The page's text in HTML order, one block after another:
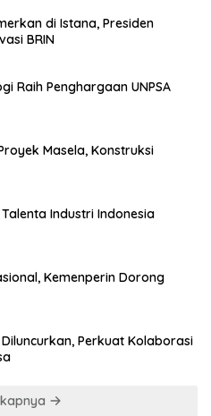
di Istana, Presiden
BRIN
Raih Penghargaan UNPSA
Masela, Konstruksi
Industri Indonesia
Kemenperin Dorong
Perkuat Kolaborasi